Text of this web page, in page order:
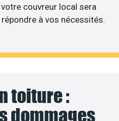
couvreur local sera
à vos nécessités.
toiture :
dommages